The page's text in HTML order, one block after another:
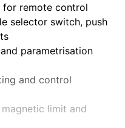
remote control
selector switch, push
parametrisation
and control
limit and